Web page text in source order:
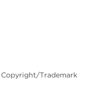
Copyright/Trademark